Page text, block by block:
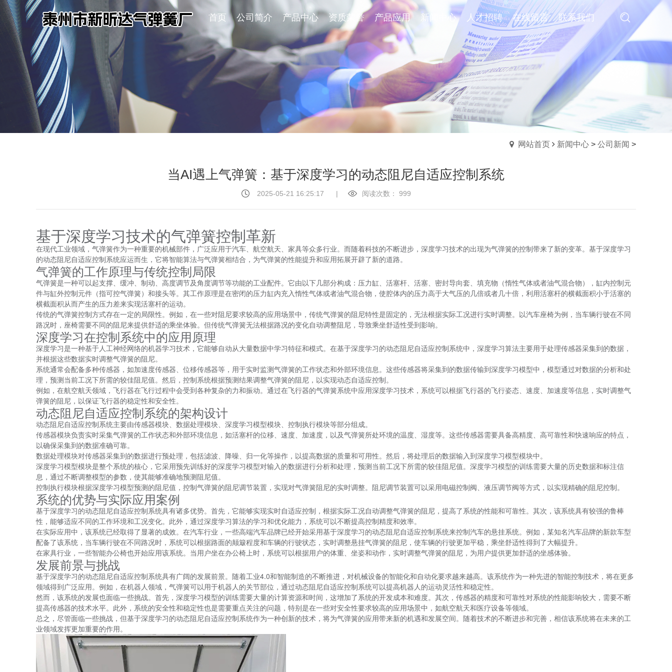
首页 公司简介 产品中心 资质荣誉 产品应用 新闻中心 人才招聘 在线留言 联系我们
首页 公司简介 产品中心 资质荣誉 产品应用 新闻中心 人才招聘 在线留言 联系我们
网站首页 新闻中心 > 公司新闻 >
当AI遇上气弹簧：基于深度学习的动态阻尼自适应控制系统‌
2025-05-21 16:25:17 | 阅读次数： 999
基于深度学习技术的气弹簧控制革新
在现代工业领域，气弹簧作为一种重要的机械部件，广泛应用于汽车、航空航天、家具等众多行业。而随着科技的不断进步，深度学习技术的出现为气弹簧的控制带来了新的变革。基于深度学习
的动态阻尼自适应控制系统应运而生，它将智能算法与气弹簧相结合，为气弹簧的性能提升和应用拓展开辟了新的道路。
气弹簧的工作原理与传统控制局限
气弹簧是一种可以起支撑、缓冲、制动、高度调节及角度调节等功能的工业配件。它由以下几部分构成：压力缸、活塞杆、活塞、密封导向套、填充物（惰性气体或者油气混合物），缸内控制元
件与缸外控制元件（指可控气弹簧）和接头等。其工作原理是在密闭的压力缸内充入惰性气体或者油气混合物，使腔体内的压力高于大气压的几倍或者几十倍，利用活塞杆的横截面积小于活塞的
横截面积从而产生的压力差来实现活塞杆的运动。
传统的气弹簧控制方式存在一定的局限性。例如，在一些对阻尼要求较高的应用场景中，传统气弹簧的阻尼特性是固定的，无法根据实际工况进行实时调整。以汽车座椅为例，当车辆行驶在不同
路况时，座椅需要不同的阻尼来提供舒适的乘坐体验。但传统气弹簧无法根据路况的变化自动调整阻尼，导致乘坐舒适性受到影响。
深度学习在控制系统中的应用原理
深度学习是一种基于人工神经网络的机器学习技术，它能够自动从大量数据中学习特征和模式。在基于深度学习的动态阻尼自适应控制系统中，深度学习算法主要用于处理传感器采集到的数据，
并根据这些数据实时调整气弹簧的阻尼。
系统通常会配备多种传感器，如加速度传感器、位移传感器等，用于实时监测气弹簧的工作状态和外部环境信息。这些传感器将采集到的数据传输到深度学习模型中，模型通过对数据的分析和处
理，预测当前工况下所需的较佳阻尼值。然后，控制系统根据预测结果调整气弹簧的阻尼，以实现动态自适应控制。
例如，在航空航天领域，飞行器在飞行过程中会受到各种复杂的力和振动。通过在飞行器的气弹簧系统中应用深度学习技术，系统可以根据飞行器的飞行姿态、速度、加速度等信息，实时调整气
弹簧的阻尼，以保证飞行器的稳定性和安全性。
动态阻尼自适应控制系统的架构设计
动态阻尼自适应控制系统主要由传感器模块、数据处理模块、深度学习模型模块、控制执行模块等部分组成。
传感器模块负责实时采集气弹簧的工作状态和外部环境信息，如活塞杆的位移、速度、加速度，以及气弹簧所处环境的温度、湿度等。这些传感器需要具备高精度、高可靠性和快速响应的特点，
以确保采集到的数据准确可靠。
数据处理模块对传感器采集到的数据进行预处理，包括滤波、降噪、归一化等操作，以提高数据的质量和可用性。然后，将处理后的数据输入到深度学习模型模块中。
深度学习模型模块是整个系统的核心，它采用预先训练好的深度学习模型对输入的数据进行分析和处理，预测当前工况下所需的较佳阻尼值。深度学习模型的训练需要大量的历史数据和标注信
息，通过不断调整模型的参数，使其能够准确地预测阻尼值。
控制执行模块根据深度学习模型预测的阻尼值，控制气弹簧的阻尼调节装置，实现对气弹簧阻尼的实时调整。阻尼调节装置可以采用电磁控制阀、液压调节阀等方式，以实现精确的阻尼控制。
系统的优势与实际应用案例
基于深度学习的动态阻尼自适应控制系统具有诸多优势。首先，它能够实现实时自适应控制，根据实际工况自动调整气弹簧的阻尼，提高了系统的性能和可靠性。其次，该系统具有较强的鲁棒
性，能够适应不同的工作环境和工况变化。此外，通过深度学习算法的学习和优化能力，系统可以不断提高控制精度和效率。
在实际应用中，该系统已经取得了显著的成效。在汽车行业，一些高端汽车品牌已经开始采用基于深度学习的动态阻尼自适应控制系统来控制汽车的悬挂系统。例如，某知名汽车品牌的新款车型
配备了该系统，当车辆行驶在不同路况时，系统可以根据路面的颠簸程度和车辆的行驶状态，实时调整悬挂气弹簧的阻尼，使车辆的行驶更加平稳，乘坐舒适性得到了大幅提升。
在家具行业，一些智能办公椅也开始应用该系统。当用户坐在办公椅上时，系统可以根据用户的体重、坐姿和动作，实时调整气弹簧的阻尼，为用户提供更加舒适的坐感体验。
发展前景与挑战
基于深度学习的动态阻尼自适应控制系统具有广阔的发展前景。随着工业4.0和智能制造的不断推进，对机械设备的智能化和自动化要求越来越高。该系统作为一种先进的智能控制技术，将在更多
领域得到广泛应用。例如，在机器人领域，气弹簧可以用于机器人的关节部位，通过动态阻尼自适应控制系统可以提高机器人的运动灵活性和稳定性。
然而，该系统的发展也面临一些挑战。首先，深度学习模型的训练需要大量的计算资源和时间，这增加了系统的开发成本和难度。其次，传感器的精度和可靠性对系统的性能影响较大，需要不断
提高传感器的技术水平。此外，系统的安全性和稳定性也是需要重点关注的问题，特别是在一些对安全性要求较高的应用场景中，如航空航天和医疗设备等领域。
总之，尽管面临一些挑战，但基于深度学习的动态阻尼自适应控制系统作为一种创新的技术，将为气弹簧的应用带来新的机遇和发展空间。随着技术的不断进步和完善，相信该系统将在未来的工
业领域发挥更加重要的作用。